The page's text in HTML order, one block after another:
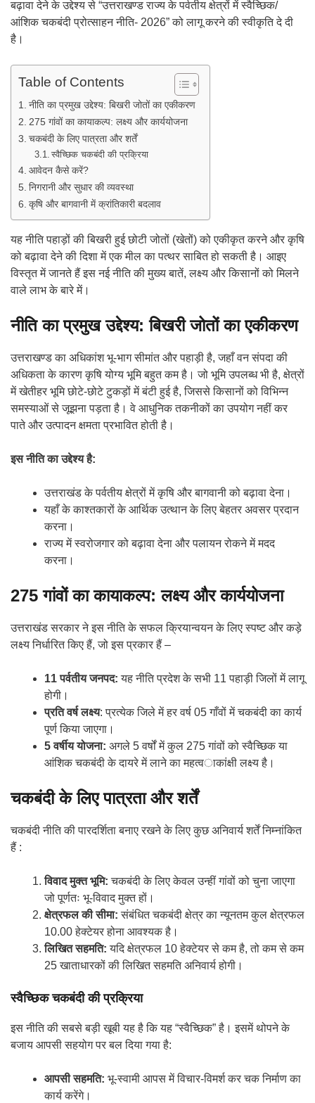
बढ़ावा देने के उद्देश्य से “उत्तराखण्ड राज्य के पर्वतीय क्षेत्रों में स्वैच्छिक/
आंशिक चकबंदी प्रोत्साहन नीति- 2026” को लागू करने की स्वीकृति दे दी
है।
Table of Contents
नीति का प्रमुख उद्देश्य: बिखरी जोतों का एकीकरण
275 गांवों का कायाकल्प: लक्ष्य और कार्ययोजना
चकबंदी के लिए पात्रता और शर्तें
स्वैच्छिक चकबंदी की प्रक्रिया
आवेदन कैसे करें?
निगरानी और सुधार की व्यवस्था
कृषि और बागवानी में क्रांतिकारी बदलाव
यह नीति पहाड़ों की बिखरी हुई छोटी जोतों (खेतों) को एकीकृत करने और कृषि
को बढ़ावा देने की दिशा में एक मील का पत्थर साबित हो सकती है। आइए
विस्तृत में जानते हैं इस नई नीति की मुख्य बातें, लक्ष्य और किसानों को मिलने
वाले लाभ के बारे में।
नीति का प्रमुख उद्देश्य: बिखरी जोतों का एकीकरण
उत्तराखण्ड का अधिकांश भू-भाग सीमांत और पहाड़ी है, जहाँ वन संपदा की
अधिकता के कारण कृषि योग्य भूमि बहुत कम है। जो भूमि उपलब्ध भी है, क्षेत्रों
में खेतीहर भूमि छोटे-छोटे टुकड़ों में बंटी हुई है, जिससे किसानों को विभिन्न
समस्याओं से जूझना पड़ता है। वे आधुनिक तकनीकों का उपयोग नहीं कर
पाते और उत्पादन क्षमता प्रभावित होती है।
इस नीति का उद्देश्य है:
उत्तराखंड के पर्वतीय क्षेत्रों में कृषि और बागवानी को बढ़ावा देना।
यहाँ के काश्तकारों के आर्थिक उत्थान के लिए बेहतर अवसर प्रदान
करना।
राज्य में स्वरोजगार को बढ़ावा देना और पलायन रोकने में मदद
करना।
275 गांवों का कायाकल्प: लक्ष्य और कार्ययोजना
उत्तराखंड सरकार ने इस नीति के सफल क्रियान्वयन के लिए स्पष्ट और कड़े
लक्ष्य निर्धारित किए हैं, जो इस प्रकार हैं –
11 पर्वतीय जनपद: यह नीति प्रदेश के सभी 11 पहाड़ी जिलों में लागू
होगी।
प्रति वर्ष लक्ष्य: प्रत्येक जिले में हर वर्ष 05 गाँवों में चकबंदी का कार्य
पूर्ण किया जाएगा।
5 वर्षीय योजना: अगले 5 वर्षों में कुल 275 गांवों को स्वैच्छिक या
आंशिक चकबंदी के दायरे में लाने का महत्वाकांक्षी लक्ष्य है।
चकबंदी के लिए पात्रता और शर्तें
चकबंदी नीति की पारदर्शिता बनाए रखने के लिए कुछ अनिवार्य शर्तें निम्नांकित
हैं :
विवाद मुक्त भूमि: चकबंदी के लिए केवल उन्हीं गांवों को चुना जाएगा
जो पूर्णतः भू-विवाद मुक्त हों।
क्षेत्रफल की सीमा: संबंधित चकबंदी क्षेत्र का न्यूनतम कुल क्षेत्रफल
10.00 हेक्टेयर होना आवश्यक है।
लिखित सहमति: यदि क्षेत्रफल 10 हेक्टेयर से कम है, तो कम से कम
25 खाताधारकों की लिखित सहमति अनिवार्य होगी।
स्वैच्छिक चकबंदी की प्रक्रिया
इस नीति की सबसे बड़ी खूबी यह है कि यह “स्वैच्छिक” है। इसमें थोपने के
बजाय आपसी सहयोग पर बल दिया गया है:
आपसी सहमति: भू-स्वामी आपस में विचार-विमर्श कर चक निर्माण का
कार्य करेंगे।